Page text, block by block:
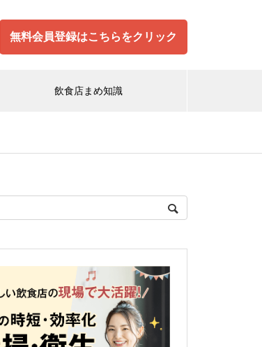
無料会員登録はこちらをクリック
飲食店まめ知識